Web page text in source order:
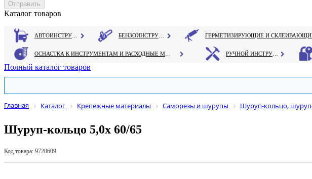
Каталог товаров
Полный каталог товаров
Главная Каталог Крепежные материалы Саморезы и шурупы Шуруп-кольцо,
Шуруп-кольцо 5,0х 60/65
Код товара: 9720609